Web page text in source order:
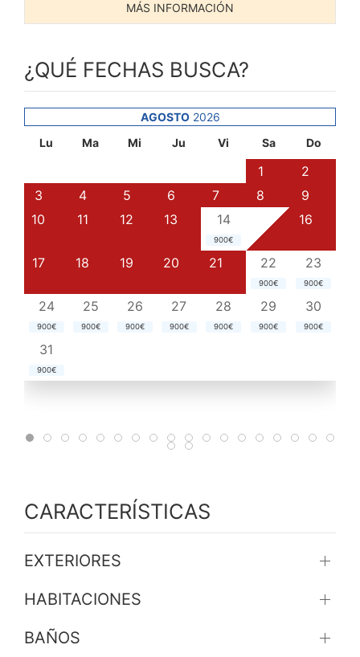
MÁS INFORMACIÓN
¿QUÉ FECHAS BUSCA?
AGOSTO2026
Lu
Ma Mi Ju Vi Sa Do
1
2
3
4 5 6 7 8
9
10
11 12 13 14
900€
16
17 18 19 20 21 22
900€
23
900€
24
900€
25
900€
26
900€
27
900€
28
900€
29
900€
30
900€
31
900€
CARACTERÍSTICAS
EXTERIORES
HABITACIONES
BAÑOS